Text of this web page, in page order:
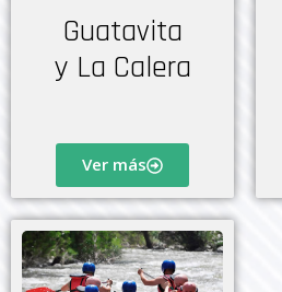
Guatavita
y La Calera
Ver más